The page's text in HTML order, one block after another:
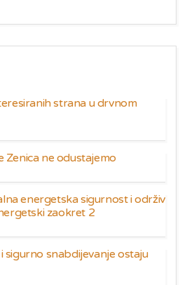
strana u drvnom
Zenica ne odustajemo
energetska sigurnost i održiv
zaokret 2
sigurno snabdijevanje ostaju